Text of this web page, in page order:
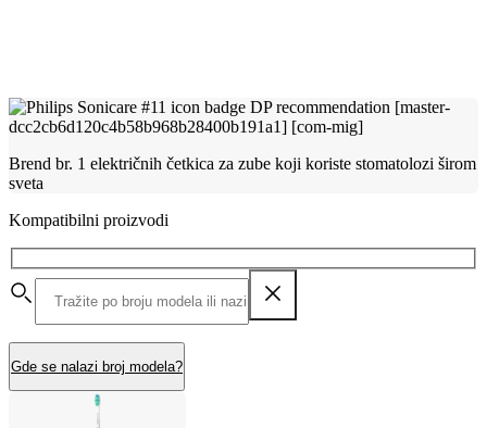
Brend br. 1 električnih četkica za zube koji koriste stomatolozi širom
sveta
Kompatibilni proizvodi
Gde se nalazi broj modela?